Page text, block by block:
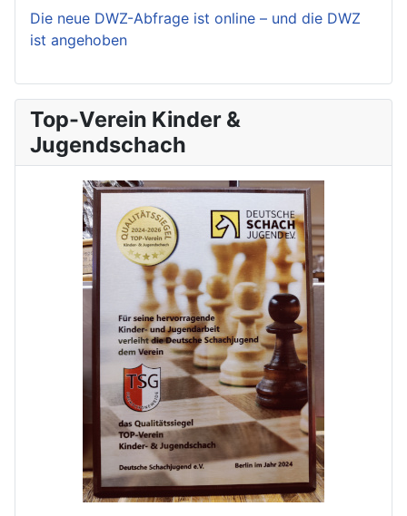
Die neue DWZ-Abfrage ist online – und die DWZ
ist angehoben
Top-Verein Kinder &
Jugendschach